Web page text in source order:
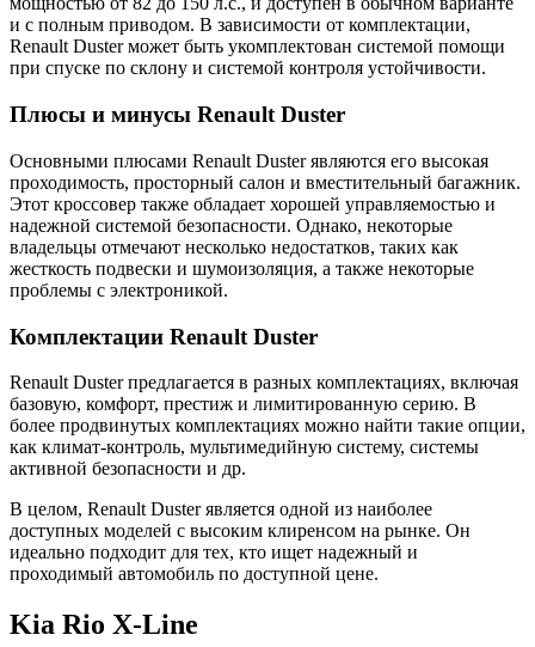
и с полным приводом. В зависимости от комплектации,
Renault Duster может быть укомплектован системой помощи
при спуске по склону и системой контроля устойчивости.
Плюсы и минусы Renault Duster
Основными плюсами Renault Duster являются его высокая
проходимость, просторный салон и вместительный багажник.
Этот кроссовер также обладает хорошей управляемостью и
надежной системой безопасности. Однако, некоторые
владельцы отмечают несколько недостатков, таких как
жесткость подвески и шумоизоляция, а также некоторые
проблемы с электроникой.
Комплектации Renault Duster
Renault Duster предлагается в разных комплектациях, включая
базовую, комфорт, престиж и лимитированную серию. В
более продвинутых комплектациях можно найти такие опции,
как климат-контроль, мультимедийную систему, системы
активной безопасности и др.
В целом, Renault Duster является одной из наиболее
доступных моделей с высоким клиренсом на рынке. Он
идеально подходит для тех, кто ищет надежный и
проходимый автомобиль по доступной цене.
Kia Rio X-Line